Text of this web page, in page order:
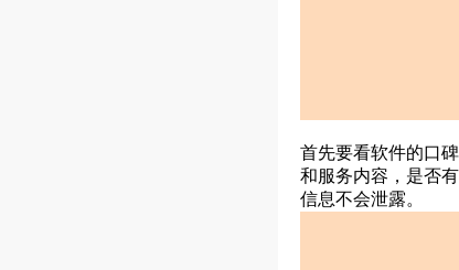
首先要看软件的口
和服务内容，是否
信息不会泄露。